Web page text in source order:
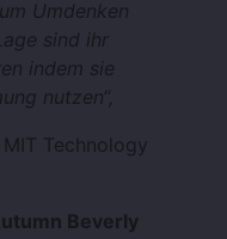
Umdenken
sind ihr
indem sie
nutzen“,
Technology
Beverly